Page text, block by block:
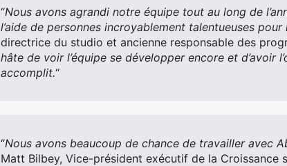
“Nous avons agrandi notre équipe tout au long de
l’aide de personnes incroyablement talentueuses pour
directrice du studio et ancienne responsable des
hâte de voir l’équipe se développer encore et d’avoir
accomplit.“
“Nous avons beaucoup de chance de travailler avec
Matt Bilbey, Vice-président exécutif de la Croissance